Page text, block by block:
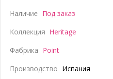
Наличие Под заказ
Коллекция Heritage
Фабрика Point
Производство Испания